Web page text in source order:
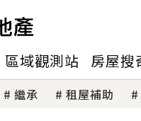
區域觀測站 房屋搜
繼承 租屋補助